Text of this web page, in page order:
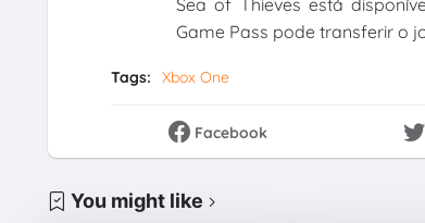
Sea of Thieves está
Game Pass pode transferir o
Tags: Xbox One
Facebook
You might like